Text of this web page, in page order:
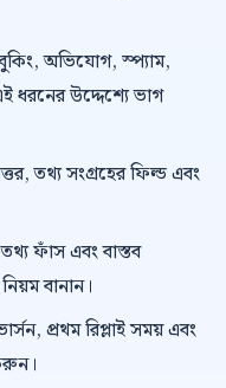
অভিযোগ, স্প্যাম,
ধরনের উদ্দেশ্যে ভাগ
তথ্য সংগ্রহের ফিল্ড এবং
ফাঁস এবং বাস্তব
বানান।
প্রথম রিপ্লাই সময় এবং